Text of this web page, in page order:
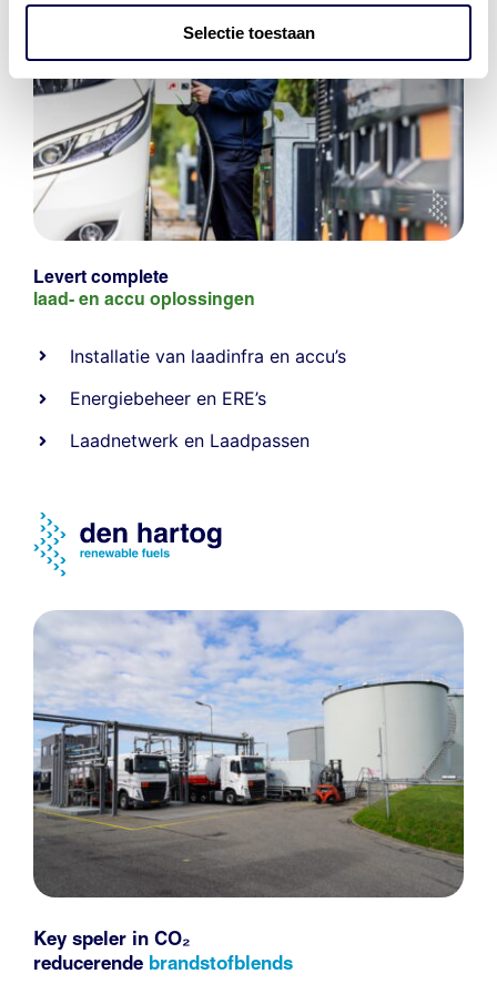
Selectie toestaan
Levert complete
laad- en accu oplossingen
Installatie van laadinfra en accu’s
Energiebeheer en ERE’s
Laadnetwerk en Laadpassen
Key speler in CO₂
reducerende brandstofblends